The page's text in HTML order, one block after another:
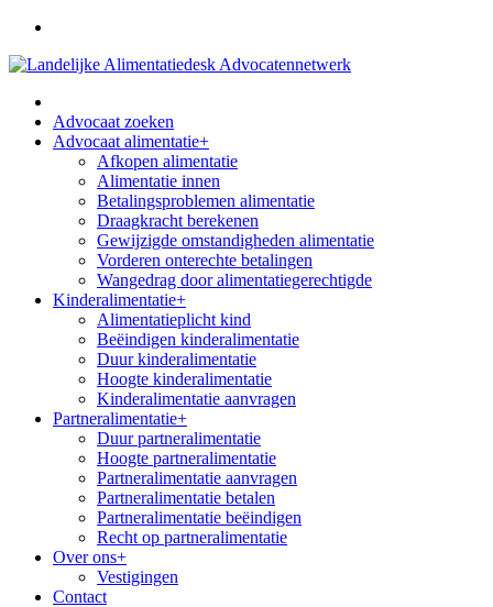
Advocaat zoeken
Advocaat alimentatie+
Afkopen alimentatie
Alimentatie innen
Betalingsproblemen alimentatie
Draagkracht berekenen
Gewijzigde omstandigheden alimentatie
Vorderen onterechte betalingen
Wangedrag door alimentatiegerechtigde
Kinderalimentatie+
Alimentatieplicht kind
Beëindigen kinderalimentatie
Duur kinderalimentatie
Hoogte kinderalimentatie
Kinderalimentatie aanvragen
Partneralimentatie+
Duur partneralimentatie
Hoogte partneralimentatie
Partneralimentatie aanvragen
Partneralimentatie betalen
Partneralimentatie beëindigen
Recht op partneralimentatie
Over ons+
Vestigingen
Contact